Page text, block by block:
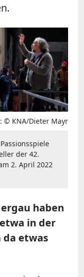
© KNA/Dieter Mayr
der 42.
2. April 2022
haben
in der
da etwas